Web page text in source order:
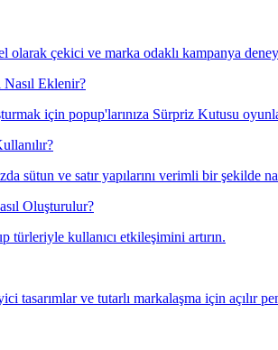
çekici ve marka odaklı kampanya
Eklenir?
için popup'larınıza Sürpriz Kutusu
sütun ve satır yapılarını verimli bir şekilde
Oluşturulur?
kullanıcı etkileşimini artırın.
tasarımlar ve tutarlı markalaşma için açılır